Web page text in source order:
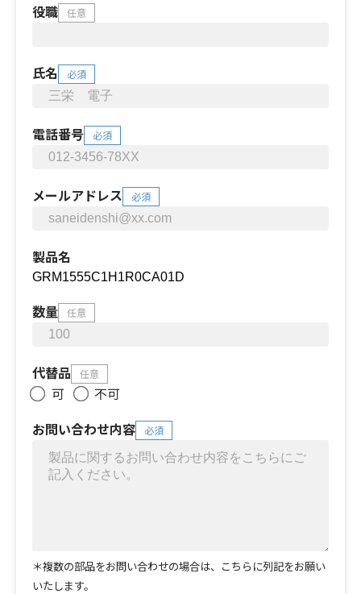
役職 任意
氏名 必須
電話番号 必須
メールアドレス 必須
製品名
数量 任意
代替品 任意
可
不可
お問い合わせ内容
必須
＊複数の部品をお問い合わせの場合は、こちらに列記をお願い
いたします。